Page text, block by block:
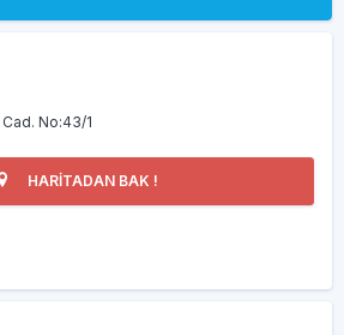
No:43/1
HARİTADAN BAK !